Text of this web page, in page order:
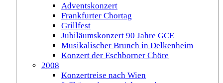
Adventskonzert
Frankfurter Chortag
Grillfest
Jubiläumskonzert 90 Jahre GCE
Musikalischer Brunch in Delkenheim
Konzert der Eschborner Chöre
2008
Konzertreise nach Wien